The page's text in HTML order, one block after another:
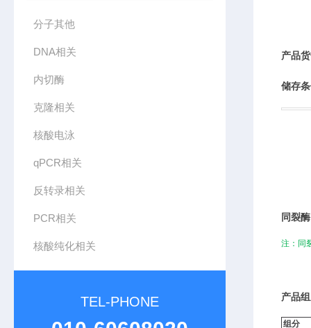
分子其他
DNA相关
内切酶
克隆相关
核酸电泳
qPCR相关
反转录相关
PCR相关
核酸纯化相关
TEL-PHONE
产品
储存
同裂酶
注 ： 同
产品
组分